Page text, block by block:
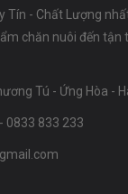
Tín - Chất Lượng
chăn nuôi đến tận
Tú - Ứng Hòa -
- 0833 833 233